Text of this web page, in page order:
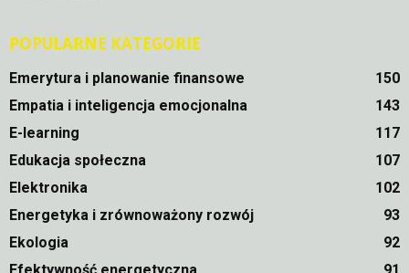
POPULARNE KATEGORIE
Emerytura i planowanie finansowe
150
Empatia i inteligencja emocjonalna
143
E-learning
117
Edukacja społeczna
107
Elektronika
102
Energetyka i zrównoważony rozwój
93
Ekologia
92